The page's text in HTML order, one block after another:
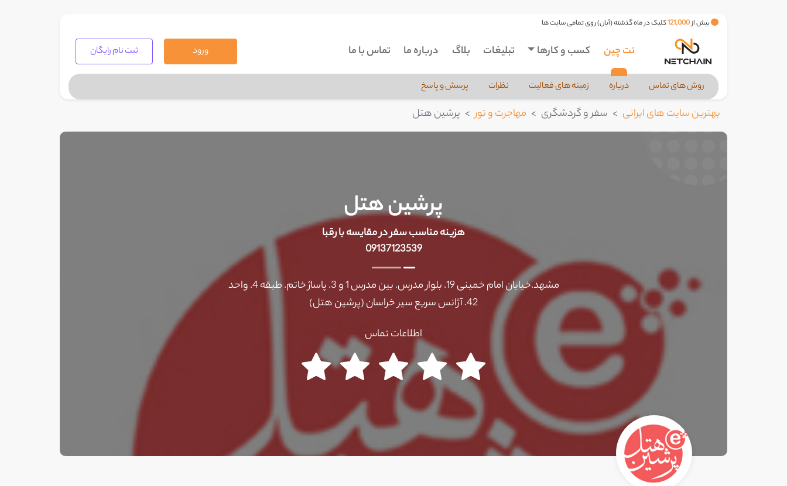
بیش از121,000کلیک در ماه گذشته (آبان) روی تمامی سایت ها
نت چین کسب و کارها تبلیغات بلاگ درباره ما تماس با ما ورود ثبت نام رایگان
روش های تماس درباره زمینه های فعالیت نظرات پرسش و پاسخ
بهترین سایت های ایرانی سفر و گردشگری مهاجرت و تور پرشین هتل
پرشین هتل
هزینه مناسب سفر در مقایسه با رقبا
09137123539
مشهد.خیابان امام خمینی 19. بلوار مدرس. بین مدرس 1 و 3. پاساژ خاتم. طبقه 4. واحد
42. آژانس سریع سیر خراسان (پرشین هتل)
اطلاعات تماس